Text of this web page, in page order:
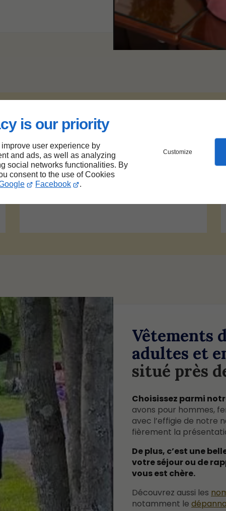
is our priority
user experience by
and ads, as well as analyzing
social networks functionalities. By
consent to the use of Cookies
Facebook .
Customize
Nos avantages
Services et activités haut de gamme
Ouvert 7j/7
Vêtements
adultes et
situé près
Choisissez parmi
avons pour hommes,
avec l’effigie de notre
fièrement la
De plus, c’est une
votre séjour ou de
vous est chère.
Découvrez aussi les
notamment le